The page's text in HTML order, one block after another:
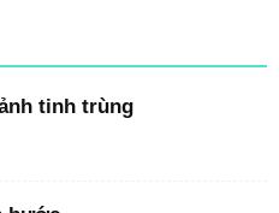
tinh trùng